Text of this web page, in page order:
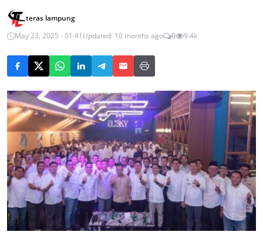
teras lampung
May 23, 2025 - 01:41 Updated: 10 months ago 0 9.4k